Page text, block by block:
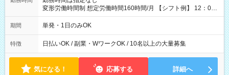
変形労働時間制 想定労働時間160時間/月 【シフト例】 12：00
～22：00
期間 単発・1日のみOK
特徴 日払いOK / 副業・WワークOK / 10名以上の大量募集
気になる！ 応募する 詳細へ